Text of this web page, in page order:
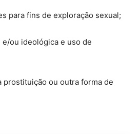
para fins de exploração sexual;
ou ideológica e uso de
ou outra forma de